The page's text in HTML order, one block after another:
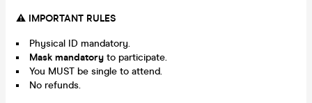
⚠️ IMPORTANT RULES
Physical ID mandatory.
Mask mandatory to participate.
You MUST be single to attend.
No refunds.